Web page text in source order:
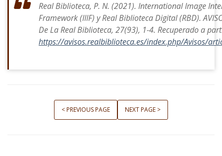
Real Biblioteca, P. N. (2021). International Image
Framework (IIIF) y Real Biblioteca Digital (RBD).
De La Real Biblioteca, 27(93), 1-4. Recuperado a
https://avisos.realbiblioteca.es/index.php/Avisos/
< PREVIOUS PAGE NEXT PAGE >